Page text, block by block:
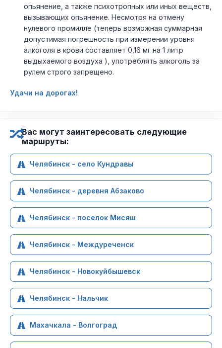
опьянение, а также психотропных или иных веществ,
вызывающих опьянение. Несмотря на отмену
нулевого промилле (теперь возможная суммарная
допустимая погрешность при измерении уровня
алкоголя в крови составляет 0,16 мг на 1 литр
выдыхаемого воздуха ), употреблять алкоголь за
рулем строго запрещено.
Удачи на дорогах!
Вас могут заинтересовать следующие
маршруты:
Челябинск - село Кундравы
Челябинск - деревня Абзаково
Челябинск - поселок Мисяш
Челябинск - Междуреченск
Челябинск - Новокуйбышевск
Челябинск - Нальчик
Махачкала - Волгоград